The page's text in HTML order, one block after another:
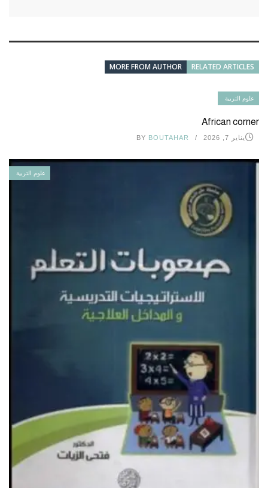
RELATED ARTICLES
MORE FROM AUTHOR
علوم التربية
African corner
يناير 7, 2026 BY BOUTAHAR
علوم التربية